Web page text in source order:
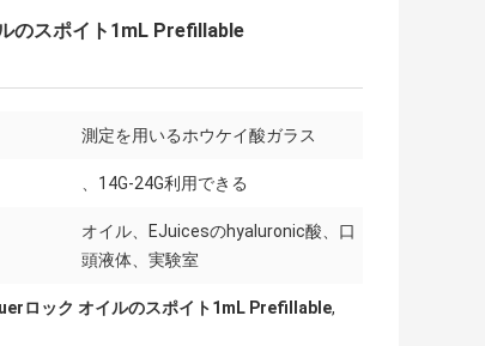
のスポイト1mL Prefillable
測定を用いるホウケイ酸ガラス
、14G-24G利用できる
オイル、EJuicesのhyaluronic酸、口
頭液体、実験室
ロック オイルのスポイト1mL Prefillable,